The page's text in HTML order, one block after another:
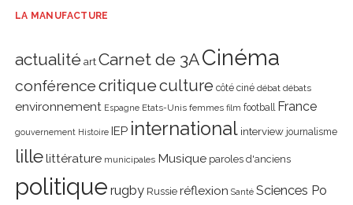
LA MANUFACTURE
actualité art Carnet de 3ACinéma
conférencecritiqueculture côté ciné débat débats
environnement Espagne Etats-Unis femmes film football France
gouvernement Histoire IEP international interview journalisme
lillelittérature municipales Musique paroles d'anciens
politique rugby Russie réflexion Santé Sciences Po